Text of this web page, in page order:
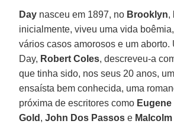
Day nasceu em 1897, no Brooklyn,
inicialmente, viveu uma vida
vários casos amorosos e um aborto.
Day, Robert Coles, descreveu-a
que tinha sido, nos seus 20 anos,
ensaísta bem conhecida, uma
próxima de escritores como Eugene
Gold ,John Dos Passos e